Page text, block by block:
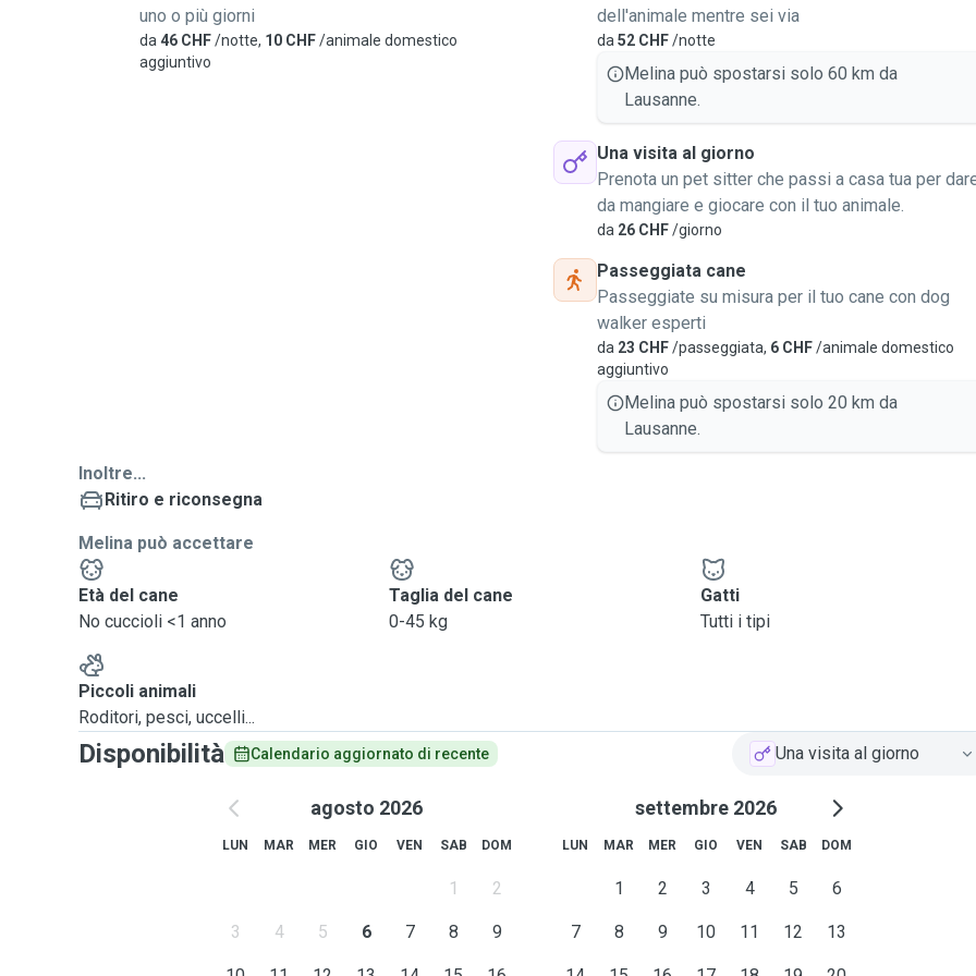
uno o più giorni
da 46 CHF/notte, 10 CHF/animale domestico
aggiuntivo
dell'animale mentre sei via
da 52 CHF/notte
Melina può spostarsi solo 60 km da
Lausanne.
Una visita al giorno
Prenota un pet sitter che passi a casa tua per
da mangiare e giocare con il tuo animale.
da 26 CHF/giorno
Passeggiata cane
Passeggiate su misura per il tuo cane con dog
walker esperti
da 23 CHF/passeggiata, 6 CHF/animale domestico
aggiuntivo
Melina può spostarsi solo 20 km da
Lausanne.
Inoltre...
Ritiro e riconsegna
Melina può accettare
Età del cane
No cuccioli <1 anno
Taglia del cane
0-45 kg
Gatti
Tutti i tipi
Piccoli animali
Roditori, pesci, uccelli...
Disponibilità Calendario aggiornato di recente Una visita al giorno
agosto 2026
LUN MAR MER GIO VEN SAB DOM
1 2
3 4 5 6 7 8 9
settembre 2026
LUN MAR MER GIO VEN SAB DOM
1 2 3 4 5 6
7 8 9 10 11 12 13